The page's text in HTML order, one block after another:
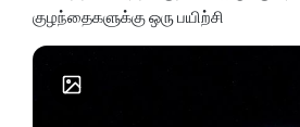
குழந்தைகளுக்கு ஒரு பயிற்சி